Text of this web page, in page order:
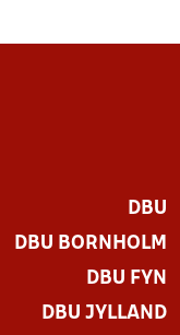
DBU
DBU BORNHOLM
DBU FYN
DBU JYLLAND